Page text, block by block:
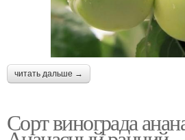
читать дальше →
Сорт винограда